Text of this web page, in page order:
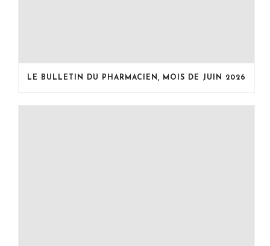
LE BULLETIN DU PHARMACIEN, MOIS DE JUIN 2026